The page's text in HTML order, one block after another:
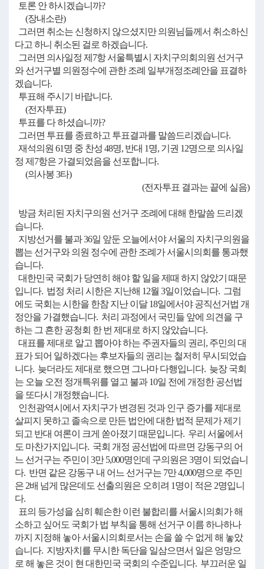
토론 안 하시겠습니까?
(장내소란)
그러면 취소는 신청하지 않으셨지만 의원님들께서 취소하신
다고 하니 취소된 걸로 하겠습니다.
그러면 의사일정 제7항 서울특별시 자치구의회의원 선거구
와 선거구별 의원정수에 관한 조례 일부개정조례안을 표결하
겠습니다.
투표해 주시기 바랍니다.
(전자투표)
투표를 다 하셨습니까?
그러면 투표를 종료하고 투표결과를 말씀드리겠습니다.
재석의원 61명 중 찬성 48명, 반대 1명, 기권 12명으로 의사일
정 제7항은 가결되었음을 선포합니다.
(의사봉 3타)
(전자투표 결과는 끝에 실음)
방금 처리된 자치구의원 선거구 조례에 대해 한말씀 드리겠
습니다.
지방선거를 불과 36일 앞둔 오늘에서야 서울의 자치구의원을
뽑는 선거구와 의원 정수에 관한 조례가 서울시의회를 통과했
습니다.
대한민국 국회가 당연히 해야 할 일을 제때 하지 않았기 때문
입니다. 법정 처리 시한은 지난해 12월 3일이었습니다. 그럼
에도 국회는 시한을 한참 지난 이달 18일에서야 공직선거법 개
정안을 가결했습니다. 처리 과정에서 국민들 앞에 의견을 구
하는 그 흔한 공청회 한 번 제대로 하지 않았습니다.
대표를 제대로 알고 뽑아야 하는 주권자들의 권리, 주민의 대
표가 되어 일하겠다는 후보자들의 권리는 철저히 무시되었습
니다. 늦더라도 제대로 했으면 그나마 다행입니다. 늦장 국회
는 오늘 오전 정개특위를 열고 불과 10일 전에 개정한 공선법
을 또다시 개정했습니다.
인천광역시에서 자치구가 변경된 것과 인구 증가를 제대로
살피지 못하고 졸속으로 만든 법안에 대한 법적 문제가 제기
되고 반대 여론이 크게 쏟아졌기 때문입니다. 우리 서울에서
도 마찬가지입니다. 국회 개정 공선법에 따르면 강동구의 어
느 선거구는 주민이 3만 5,000명인데 구의원은 3명이 되었습니
다. 반면 같은 강동구 내 어느 선거구는 7만 4,000명으로 주민
은 2배 넘게 많은데도 선출의원은 오히려 1명이 적은 2명입니
다.
표의 등가성을 심히 훼손한 이런 불합리를 서울시의회가 해
소하고 싶어도 국회가 법 부칙을 통해 선거구 이름 하나하나
까지 지정해 놓아 서울시의회로서는 손을 쓸 수 없게 해 놓았
습니다. 지방자치를 무시한 독단을 일삼으면서 일은 엉망으
로 해 놓은 것이 현 대한민국 국회의 수준입니다. 부끄러운 일